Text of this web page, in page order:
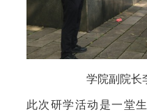
学院副院长
此次研学活动是一堂